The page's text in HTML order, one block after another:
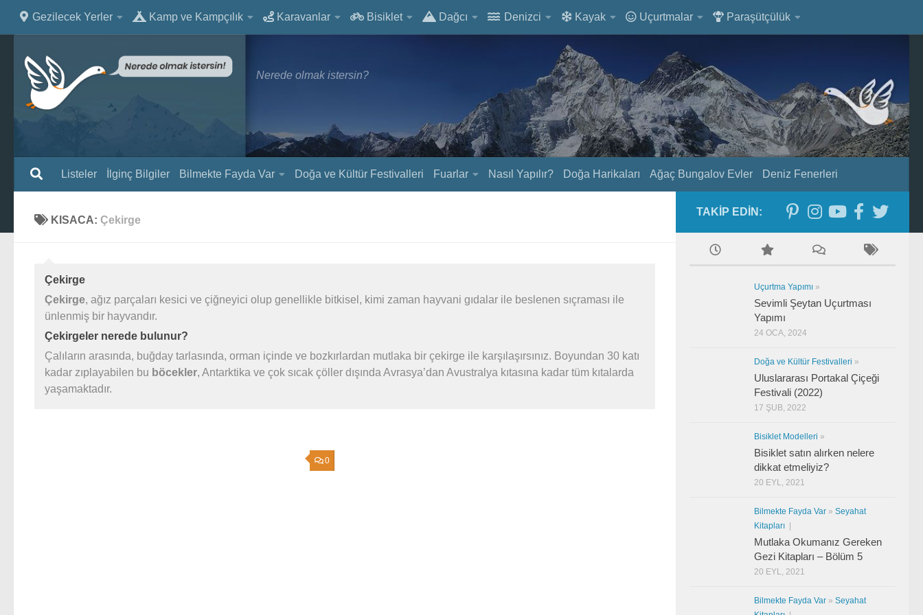
Gezilecek Yerler Kamp ve Kampçılık Karavanlar Bisiklet Dağcı Denizci Kayak Uçurtmalar Paraşütçülük
Nerede olmak istersin?
Listeler İlginç Bilgiler Bilmekte Fayda Var Doğa ve Kültür Festivalleri Fuarlar Nasıl Yapılır? Doğa Harikaları Ağaç Bungalov Evler Deniz Fenerleri
KISACA: Çekirge
Çekirge
Çekirge, ağız parçaları kesici ve çiğneyici olup genellikle bitkisel, kimi zaman hayvani gıdalar ile beslenen sıçraması ile
ünlenmiş bir hayvandır.
Çekirgeler nerede bulunur?
Çalıların arasında, buğday tarlasında, orman içinde ve bozkırlardan mutlaka bir çekirge ile karşılaşırsınız. Boyundan 30 katı
kadar zıplayabilen bu böcekler, Antarktika ve çok sıcak çöller dışında Avrasya’dan Avustralya kıtasına kadar tüm kıtalarda
yaşamaktadır.
0
TAKIP EDIN:
Uçurtma Yapımı »
Sevimli Şeytan Uçurtması
Yapımı
24 OCA, 2024
Doğa ve Kültür Festivalleri »
Uluslararası Portakal Çiçeği
Festivali (2022)
17 ŞUB, 2022
Bisiklet Modelleri »
Bisiklet satın alırken nelere
dikkat etmeliyiz?
20 EYL, 2021
Bilmekte Fayda Var » Seyahat
Kitapları
Mutlaka Okumanız Gereken
Gezi Kitapları – Bölüm 5
20 EYL, 2021
Bilmekte Fayda Var » Seyahat